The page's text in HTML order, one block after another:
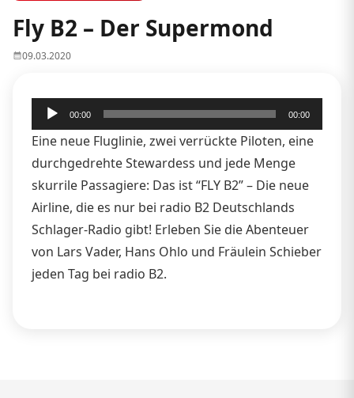
Fly B2 – Der Supermond
09.03.2020
Audio-
Player
00:00 00:00
Eine neue Fluglinie, zwei verrückte Piloten, eine
durchgedrehte Stewardess und jede Menge
skurrile Passagiere: Das ist “FLY B2” – Die neue
Airline, die es nur bei radio B2 Deutschlands
Schlager-Radio gibt! Erleben Sie die Abenteuer
von Lars Vader, Hans Ohlo und Fräulein Schieber
jeden Tag bei radio B2.